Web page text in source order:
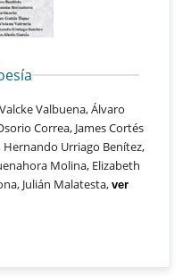
Poesía
Marín Beitia, Fabio Gómez Cardona, Julián Malatesta,ver